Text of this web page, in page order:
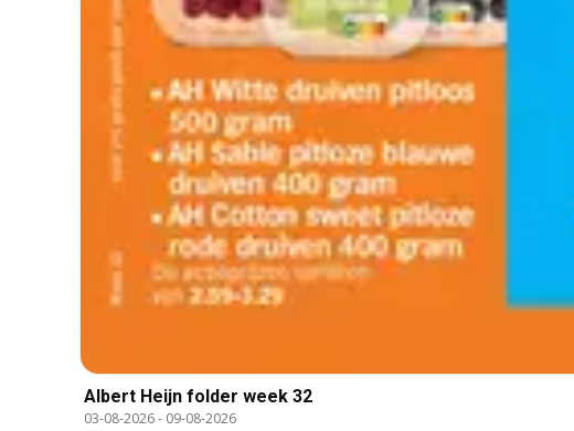
Albert Heijn folder week 32
03-08-2026- 09-08-2026